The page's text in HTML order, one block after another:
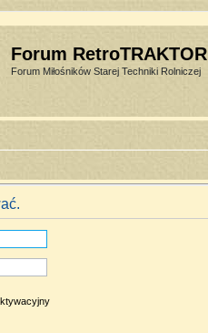
Forum RetroTRAKTOR
Forum Miłośników Starej Techniki Rolniczej